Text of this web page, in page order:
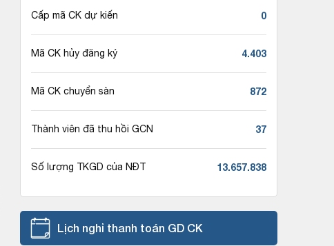
Cấp mã CK dự kiến 0
Mã CK hủy đăng ký 4.403
Mã CK chuyển sàn 872
Thành viên đã thu hồi GCN 37
Số lượng TKGD của NĐT 13.657.838
Lịch nghỉ thanh toán GD CK